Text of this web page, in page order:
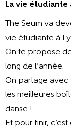
La vie étudiante
The Seum va
vie étudiante à
On te propose
long de l’année.
On partage avec
les meilleures
danse !
Et pour finir,